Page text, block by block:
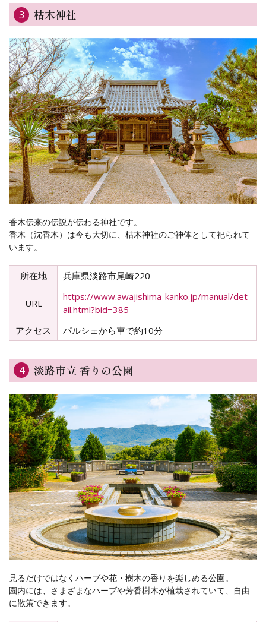
3 枯木神社
香木伝来の伝説が伝わる神社です。
香木（沈香木）は今も大切に、枯木神社のご神体として祀られて
います。
所在地 兵庫県淡路市尾崎220
URL
https://www.awajishima-kanko.jp/manual/det
ail.html?bid=385
アクセス
パルシェから車で約10分
4 淡路市立 香りの公園
見るだけではなくハーブや花・樹木の香りを楽しめる公園。
園内には、さまざまなハーブや芳香樹木が植栽されていて、自由
に散策できます。